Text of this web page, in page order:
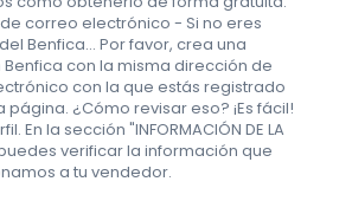
correo electrónico - Si no eres
Benfica... Por favor, crea una
con la misma dirección de
con la que estás registrado
página. ¿Cómo revisar eso? ¡Es fácil!
En la sección "INFORMACIÓN DE LA
puedes verificar la información que
a tu vendedor.